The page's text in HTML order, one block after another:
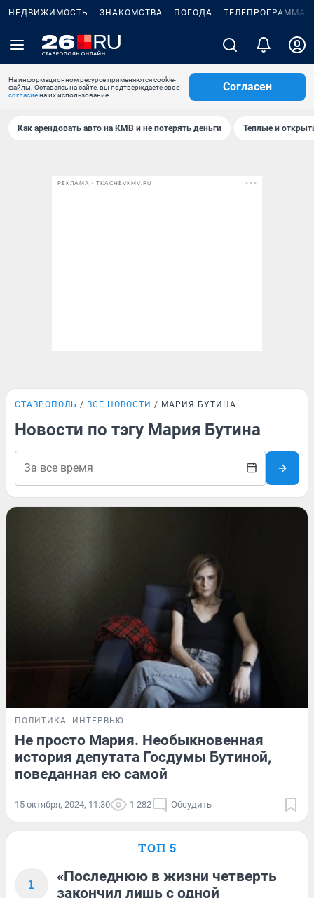
НЕДВИЖИМОСТЬ ЗНАКОМСТВА ПОГОДА ТЕЛЕПРОГРАММА
На информационном ресурсе применяются cookie-
файлы. Оставаясь на сайте, вы подтверждаете свое
согласиена их использование.
Согласен
Как арендовать авто на КМВ и не потерять деньги Теплые и
РЕКЛАМА • TKACHEVKMV.RU
СТАВРОПОЛЬ ВСЕ НОВОСТИ МАРИЯ БУТИНА
Новости по тэгу Мария Бутина
ПОЛИТИКА ИНТЕРВЬЮ
Не просто Мария. Необыкновенная
история депутата Госдумы Бутиной,
поведанная ею самой
15 октября, 2024, 11:30 1 282 Обсудить
ТОП 5
1
«Последнюю в жизни четверть
закончил лишь с одной